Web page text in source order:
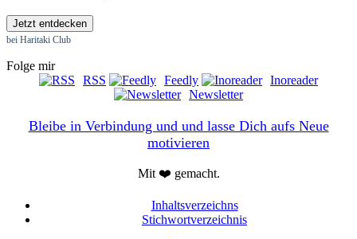
Jetzt entdecken
bei Haritaki Club
Folge mir
RSS
Feedly
Inoreader
Newsletter
Bleibe in Verbindung und und lasse Dich aufs Neue
motivieren
Mit ❤️ gemacht.
Inhaltsverzeichns
Stichwortverzeichnis